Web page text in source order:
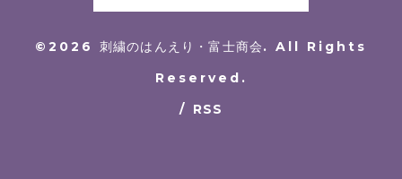
©2026 刺繍のはんえり・富士商会. All Rights
Reserved.
/ RSS